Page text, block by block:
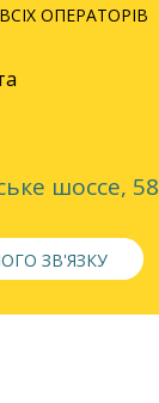
ОПЕРАТОРІВ
шоссе, 58
ЗВ'ЯЗКУ